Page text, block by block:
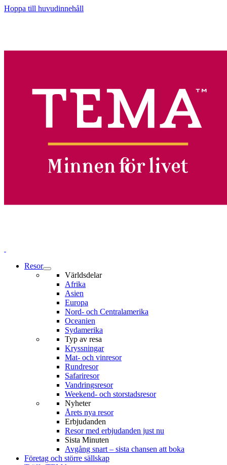
Hoppa till huvudinnehåll
Resor
Världsdelar
Afrika
Asien
Europa
Nord- och Centralamerika
Oceanien
Sydamerika
Typ av resa
Kryssningar
Mat- och vinresor
Rundresor
Safariresor
Vandringsresor
Weekend- och storstadsresor
Nyheter
Årets nya resor
Erbjudanden
Resor med erbjudanden just nu
Sista Minuten
Avgång snart – sista chansen att boka
Företag och större sällskap